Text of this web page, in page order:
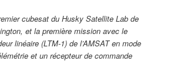
cubesat du Husky Satellite Lab de
et la première mission avec le
linéaire (LTM-1) de l’AMSAT en mode
et un récepteur de commande